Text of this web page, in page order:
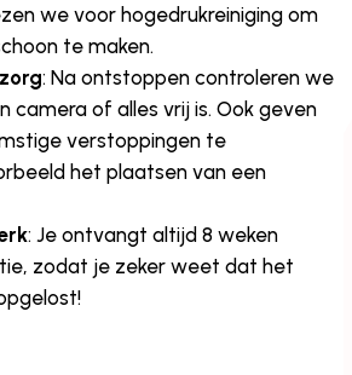
we voor hogedrukreiniging om
te maken.
: Na ontstoppen controleren we
camera of alles vrij is. Ook geven
verstoppingen te
het plaatsen van een
: Je ontvangt altijd 8 weken
zodat je zeker weet dat het